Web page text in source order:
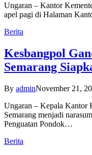
Ungaran – Kantor
apel pagi di Halaman
Berita
Kesbangpol
Semarang
By adminNovember 21,
Ungaran – Kepala Kantor
Semarang menjadi
Penguatan Pondok…
Berita